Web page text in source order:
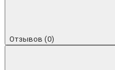
Отзывов (0)